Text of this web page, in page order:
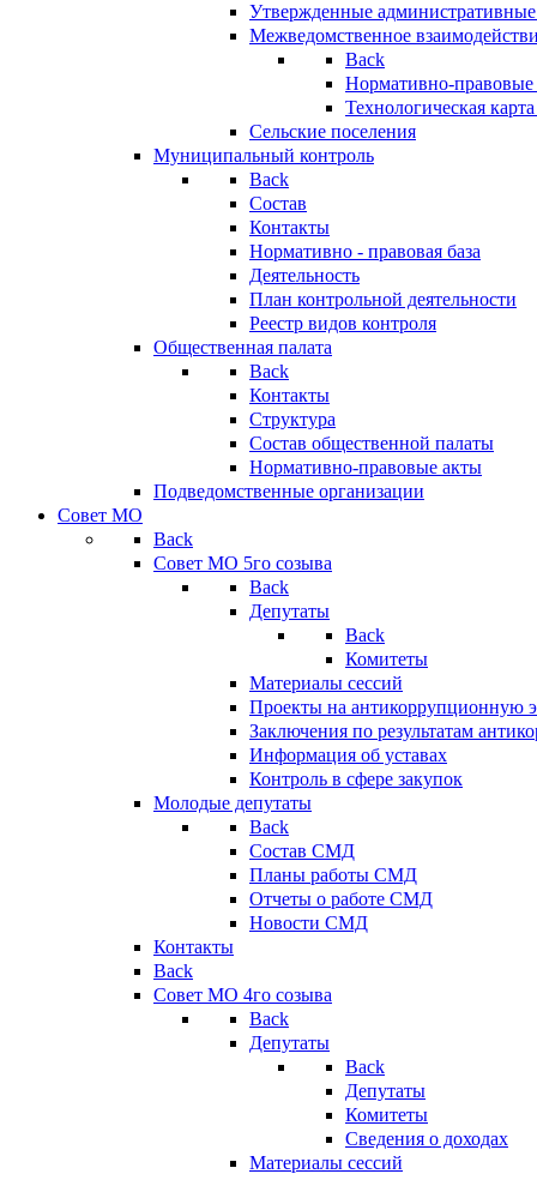
Утвержденные
Межведомственное
Back
Нормативно-правовые
Технологическая
Сельские поселения
Муниципальный контроль
Back
Состав
Контакты
Нормативно - правовая база
Деятельность
План контрольной деятельности
Реестр видов контроля
Общественная палата
Back
Контакты
Структура
Состав общественной палаты
Нормативно-правовые акты
Подведомственные организации
Совет МО
Back
Совет МО 5го созыва
Back
Депутаты
Back
Комитеты
Материалы сессий
Проекты на антикоррупционную
Заключения по результатам
Информация об уставах
Контроль в сфере закупок
Молодые депутаты
Back
Состав СМД
Планы работы СМД
Отчеты о работе СМД
Новости СМД
Контакты
Back
Совет МО 4го созыва
Back
Депутаты
Back
Депутаты
Комитеты
Сведения о доходах
Материалы сессий